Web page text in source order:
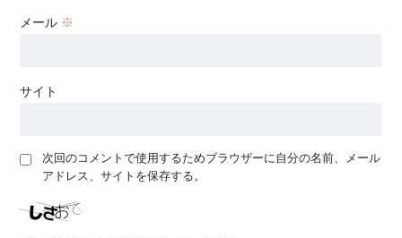
メール ※
サイト
次回のコメントで使用するためブラウザーに自分の名前、メール
アドレス、サイトを保存する。